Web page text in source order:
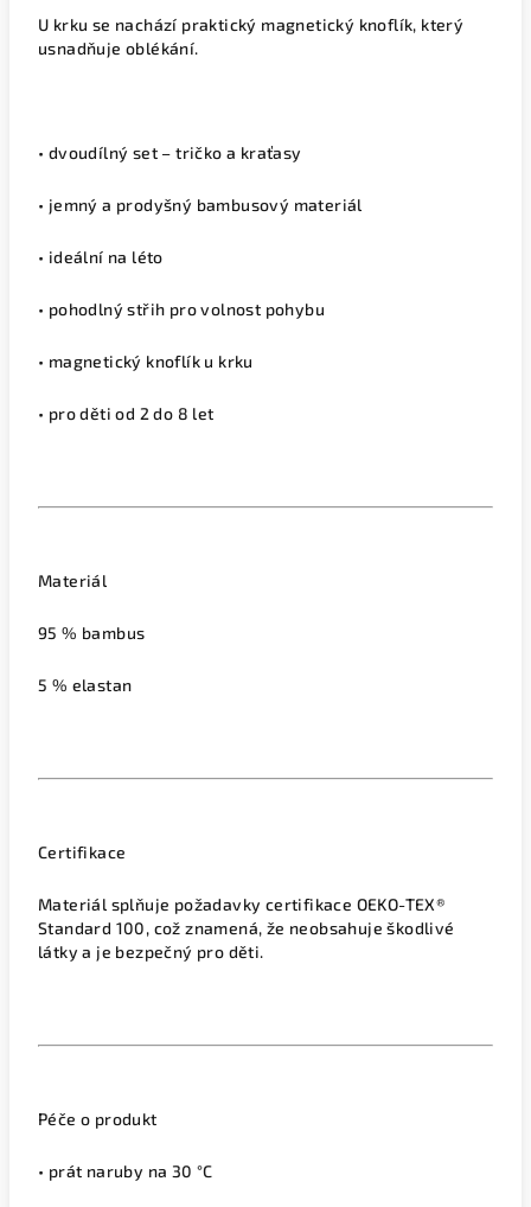
U krku se nachází praktický magnetický knoflík, který
usnadňuje oblékání.
• dvoudílný set – tričko a kraťasy
• jemný a prodyšný bambusový materiál
• ideální na léto
• pohodlný střih pro volnost pohybu
• magnetický knoflík u krku
• pro děti od 2 do 8 let
Materiál
95 % bambus
5 % elastan
Certifikace
Materiál splňuje požadavky certifikace OEKO-TEX®
Standard 100, což znamená, že neobsahuje škodlivé
látky a je bezpečný pro děti.
Péče o produkt
• prát naruby na 30 °C